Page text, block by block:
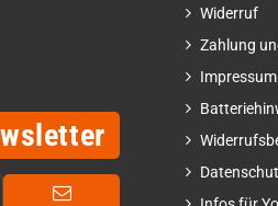
Widerruf
Zahlung
Impressum